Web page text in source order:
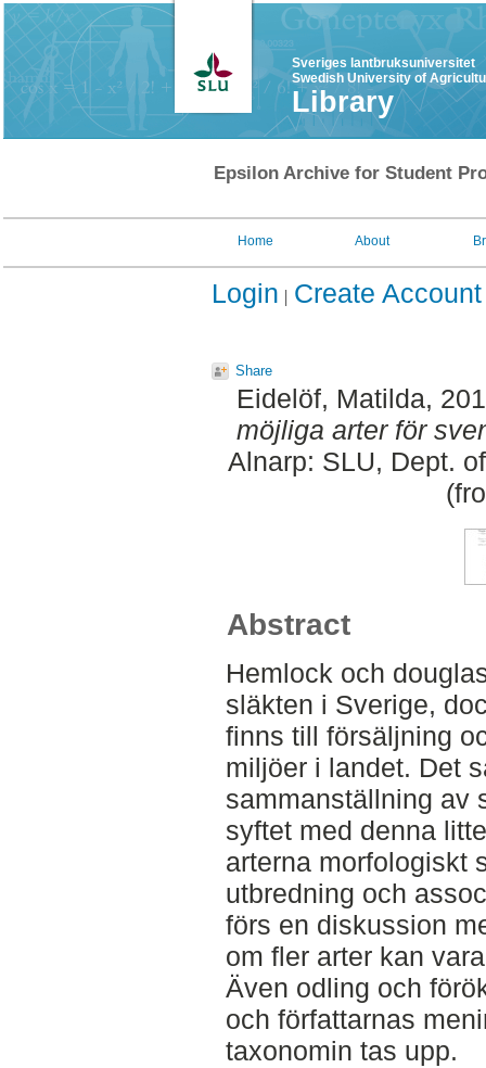
Sveriges lantbruksuniversitet
Swedish University of
Library
Epsilon Archive for Student
Home About
Login Create Account
Share
Eidelöf, Matilda,
möjliga arter för
Alnarp: SLU, Dept.
Abstract
Hemlock och
släkten i Sverige,
finns till försäljning
miljöer i landet. Det
sammanställning av
syftet med denna
arterna morfologiskt
utbredning och
förs en diskussion
om fler arter kan
Även odling och
och författarnas
taxonomin tas upp.